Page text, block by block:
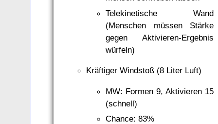
Telekinetische Wand
(Menschen müssen Stärke
gegen Aktivieren-Ergebnis
würfeln)
Kräftiger Windstoß (8 Liter Luft)
MW: Formen 9, Aktivieren 15
(schnell)
Chance: 83%